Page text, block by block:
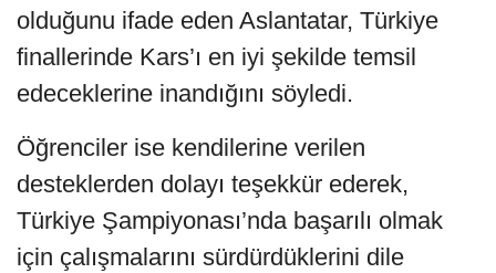
olduğunu ifade eden Aslantatar, Türkiye
finallerinde Kars’ı en iyi şekilde temsil
edeceklerine inandığını söyledi.
Öğrenciler ise kendilerine verilen
desteklerden dolayı teşekkür ederek,
Türkiye Şampiyonası’nda başarılı olmak
için çalışmalarını sürdürdüklerini dile